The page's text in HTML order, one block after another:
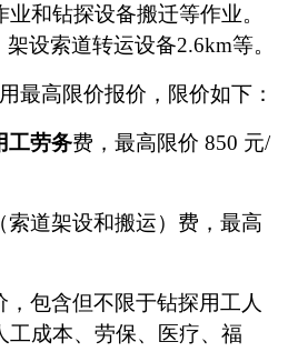
和钻探设备搬迁等作业。
架设索道转运设备2.6km等。
最高限价报价，限价如下：
工劳务费，最高限价850 元/
道架设和搬运）费，最高
，包含但不限于钻探用工人
工成本、劳保、医疗、福